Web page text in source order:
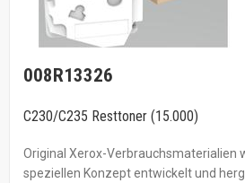
008R13326
C230/C235 Resttoner (15.000)
Original Xerox-Verbrauchsmaterialien
speziellen Konzept entwickelt und